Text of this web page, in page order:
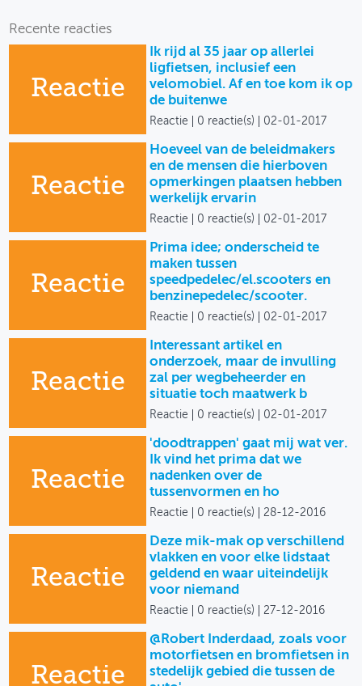
Recente reacties
Reactie
Ik rijd al 35 jaar op allerlei
ligfietsen, inclusief een
velomobiel. Af en toe kom ik op
de buitenwe
Reactie 0 reactie(s) 02-01-2017
Reactie
Hoeveel van de beleidmakers
en de mensen die hierboven
opmerkingen plaatsen hebben
werkelijk ervarin
Reactie 0 reactie(s) 02-01-2017
Reactie
Prima idee; onderscheid te
maken tussen
speedpedelec/el.scooters en
benzinepedelec/scooter.
Reactie 0 reactie(s) 02-01-2017
Reactie
Interessant artikel en
onderzoek, maar de invulling
zal per wegbeheerder en
situatie toch maatwerk b
Reactie 0 reactie(s) 02-01-2017
Reactie
'doodtrappen' gaat mij wat ver.
Ik vind het prima dat we
nadenken over de
tussenvormen en ho
Reactie 0 reactie(s) 28-12-2016
Reactie
Deze mik-mak op verschillend
vlakken en voor elke lidstaat
geldend en waar uiteindelijk
voor niemand
Reactie 0 reactie(s) 27-12-2016
Reactie
@Robert Inderdaad, zoals voor
motorfietsen en bromfietsen in
stedelijk gebied die tussen de